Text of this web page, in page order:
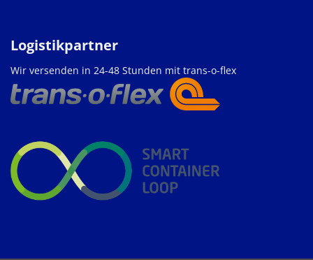
Logistikpartner
Wir versenden in 24-48 Stunden mit trans-o-flex